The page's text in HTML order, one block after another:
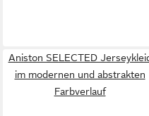
Aniston SELECTED
im modernen und abstrakten
Farbverlauf